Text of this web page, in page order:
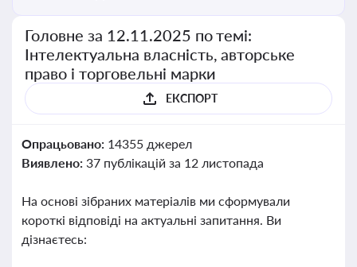
Головне за 12.11.2025 по темі:
Інтелектуальна власність, авторське
право і торговельні марки
ЕКСПОРТ
Опрацьовано: 14355 джерел
Виявлено: 37 публікацій за 12 листопада
На основі зібраних матеріалів ми сформували
короткі відповіді на актуальні запитання. Ви
дізнаєтесь: